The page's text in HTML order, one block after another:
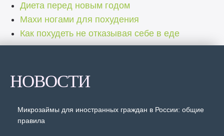
Диета перед новым годом
Махи ногами для похудения
Как похудеть не отказывая себе в еде
НОВОСТИ
Микрозаймы для иностранных граждан в России: общие
правила